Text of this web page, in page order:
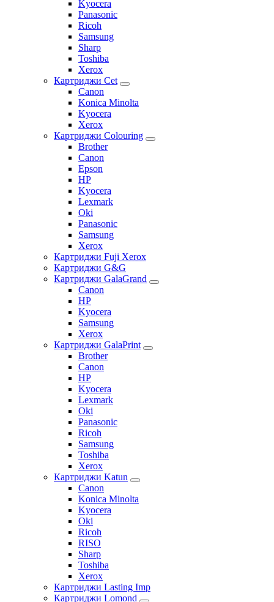
Kyocera
Panasonic
Ricoh
Samsung
Sharp
Toshiba
Xerox
Картриджи Cet
Canon
Konica Minolta
Kyocera
Xerox
Картриджи Colouring
Brother
Canon
Epson
HP
Kyocera
Lexmark
Oki
Panasonic
Samsung
Xerox
Картриджи Fuji Xerox
Картриджи G&G
Картриджи GalaGrand
Canon
HP
Kyocera
Samsung
Xerox
Картриджи GalaPrint
Brother
Canon
HP
Kyocera
Lexmark
Oki
Panasonic
Ricoh
Samsung
Toshiba
Xerox
Картриджи Katun
Canon
Konica Minolta
Kyocera
Oki
Ricoh
RISO
Sharp
Toshiba
Xerox
Картриджи Lasting Imp
Картриджи Lomond